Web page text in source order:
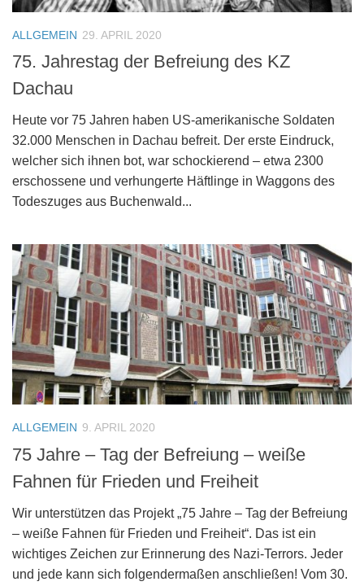
ALLGEMEIN 29. APRIL 2020
75. Jahrestag der Befreiung des KZ
Dachau
Heute vor 75 Jahren haben US-amerikanische Soldaten
32.000 Menschen in Dachau befreit. Der erste Eindruck,
welcher sich ihnen bot, war schockierend – etwa 2300
erschossene und verhungerte Häftlinge in Waggons des
Todeszuges aus Buchenwald...
ALLGEMEIN 9. APRIL 2020
75 Jahre – Tag der Befreiung – weiße
Fahnen für Frieden und Freiheit
Wir unterstützen das Projekt „75 Jahre – Tag der Befreiung
– weiße Fahnen für Frieden und Freiheit“. Das ist ein
wichtiges Zeichen zur Erinnerung des Nazi-Terrors. Jeder
und jede kann sich folgendermaßen anschließen! Vom 30.